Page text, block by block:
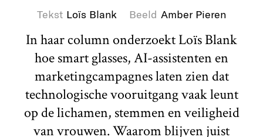
Tekst Loïs Blank Beeld Amber Pieren
In haar column onderzoekt Loïs Blank
hoe smart glasses, AI-assistenten en
marketingcampagnes laten zien dat
technologische vooruitgang vaak leunt
op de lichamen, stemmen en veiligheid
van vrouwen. Waarom blijven juist